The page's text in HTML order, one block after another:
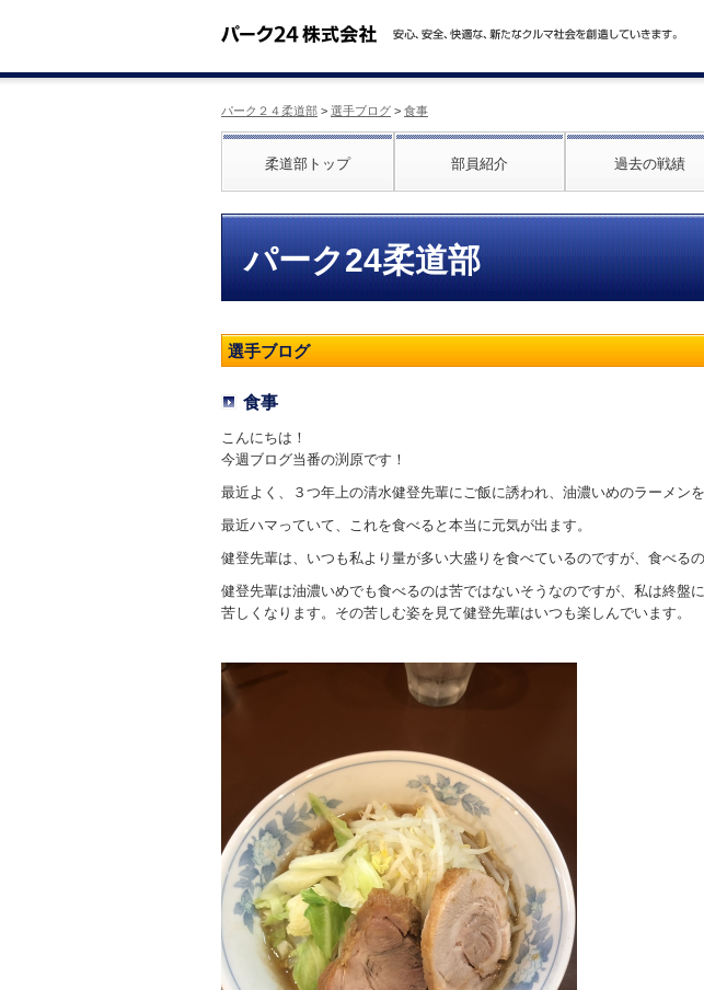
パーク２４柔道部 > 選手ブログ > 食事
柔道部トップ 部員紹介 過去の戦績
パーク24柔道部
選手ブログ
食事
こんにちは！
今週ブログ当番の渕原です！
最近よく、３つ年上の清水健登先輩にご飯に誘われ、油濃いめのラーメンを
最近ハマっていて、これを食べると本当に元気が出ます。
健登先輩は、いつも私より量が多い大盛りを食べているのですが、食べる
健登先輩は油濃いめでも食べるのは苦ではないそうなのですが、私は終盤
苦しくなります。その苦しむ姿を見て健登先輩はいつも楽しんでいます。